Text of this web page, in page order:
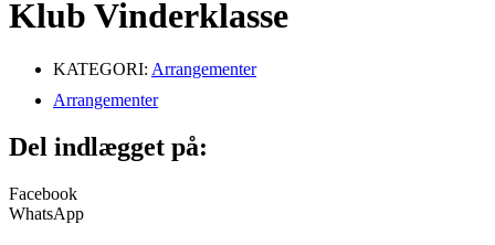
Klub Vinderklasse
KATEGORI: Arrangementer
Arrangementer
Del indlægget på:
Facebook
WhatsApp